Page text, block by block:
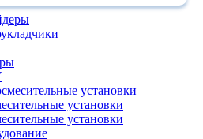
установки
установки
установки